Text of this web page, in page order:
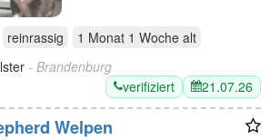
reinrassig 1 Monat 1 Woche alt
- Brandenburg
verifiziert
21.07.26
Welpen